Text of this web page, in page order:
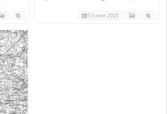
03 июл 2020